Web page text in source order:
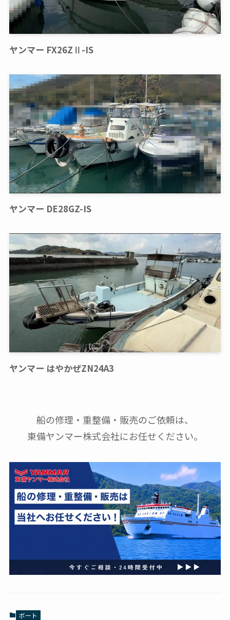
ヤンマー FX26ZⅡ-IS
ヤンマー DE28GZ-IS
ヤンマー はやかぜZN24A3
船の修理・重整備・販売のご依頼は、
東備ヤンマー株式会社にお任せください。
ボート